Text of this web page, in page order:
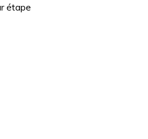
étape